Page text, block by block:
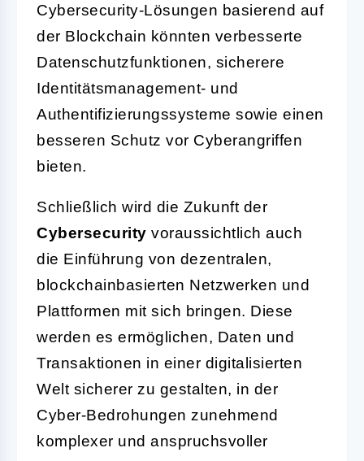
Cybersecurity-Lösungen basierend auf
der Blockchain könnten verbesserte
Datenschutzfunktionen, sicherere
Identitätsmanagement- und
Authentifizierungssysteme sowie einen
besseren Schutz vor Cyberangriffen
bieten.
Schließlich wird die Zukunft der
Cybersecurity voraussichtlich auch
die Einführung von dezentralen,
blockchainbasierten Netzwerken und
Plattformen mit sich bringen. Diese
werden es ermöglichen, Daten und
Transaktionen in einer digitalisierten
Welt sicherer zu gestalten, in der
Cyber-Bedrohungen zunehmend
komplexer und anspruchsvoller